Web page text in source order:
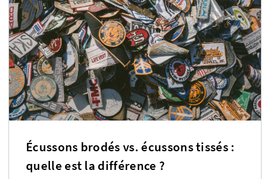
Écussons brodés vs. écussons tissés :
quelle est la différence ?